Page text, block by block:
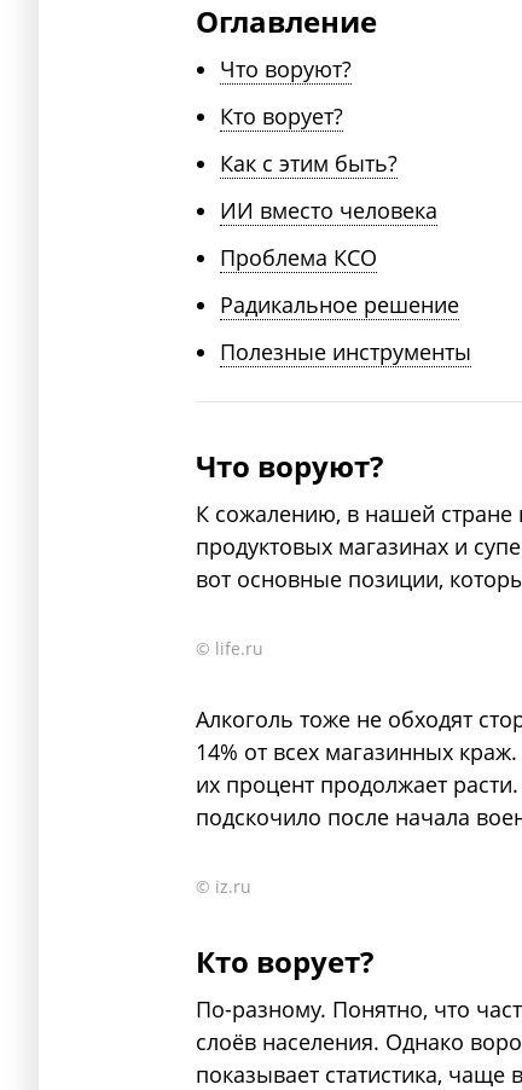
Оглавление
Что воруют?
Кто ворует?
Как с этим быть?
ИИ вместо человека
Проблема КСО
Радикальное решение
Полезные инструменты
Что воруют?
К сожалению, в нашей стране
продуктовых магазинах и
вот основные позиции,
© life.ru
Алкоголь тоже не обходят
14% от всех магазинных
их процент продолжает
подскочило после начала
© iz.ru
Кто ворует?
По-разному. Понятно, что
слоёв населения. Однако
показывает статистика, чаще